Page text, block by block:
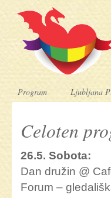
Program Ljubljana
Celoten
26.5. Sobota:
Dan družin @
Forum –